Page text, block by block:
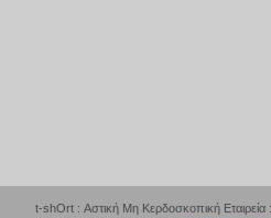
t-shOrt : Αστική Μη Κερδοσκοπική Εταιρεία :